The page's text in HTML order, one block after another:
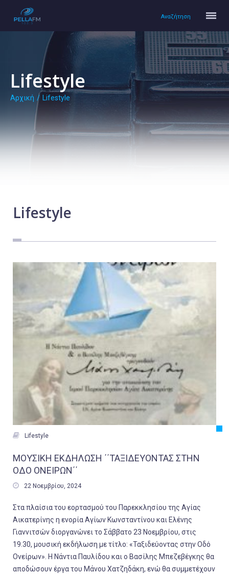
Αναζήτηση
Lifestyle
Αρχική / Lifestyle
Lifestyle
 Lifestyle
ΜΟΥΣΙΚΗ ΕΚΔΗΛΩΣΗ ΄΄ΤΑΞΙΔΕΥΟΝΤΑΣ ΣΤΗΝ
ΟΔΟ ΟΝΕΙΡΩΝ΄΄
 22 Νοεμβρίου, 2024
Στα πλαίσια του εορτασμού του Παρεκκλησίου της Αγίας
Αικατερίνης η ενορία Αγίων Κωνσταντίνου και Ελένης
Γιαννιτσών διοργανώνει το Σάββατο 23 Νοεμβρίου, στις
19.30, μουσική εκδήλωση με τίτλο: «Ταξιδεύοντας στην Οδό
Ονείρων». Η Νάντια Παυλίδου και ο Βασίλης Μπεζεβέγκης θα
αποδώσουν έργα του Μάνου Χατζηδάκη, ενώ θα συμμετέχουν
Πολιτισμός
Lifestyle
Εργασία
Κόσμος
Αγροτικά
Οικονομία
Αθλητικά
Αστυνομικό Δελτίο